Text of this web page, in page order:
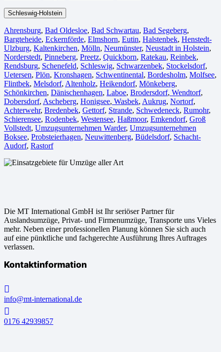
Schleswig-Holstein
Ahrensburg, Bad Oldesloe, Bad Schwartau, Bad Segeberg,
Bargteheide, Eckernförde, Elmshorn, Eutin, Halstenbek, Henstedt-
Ulzburg, Kaltenkirchen, Mölln, Neumünster, Neustadt in Holstein,
Norderstedt, Pinneberg, Preetz, Quickborn, Ratekau, Reinbek,
Rendsburg, Schenefeld, Schleswig, Schwarzenbek, Stockelsdorf,
Uetersen, Plön, Kronshagen, Schwentinental, Bordesholm, Molfsee,
Flintbek, Melsdorf, Altenholz, Heikendorf, Mönkeberg,
Schönkirchen, Dänischenhagen, Laboe, Brodersdorf, Wendtorf,
Dobersdorf, Ascheberg, Honigsee, Wasbek, Aukrug, Nortorf,
Achterwehr, Bredenbek, Gettorf, Strande, Schwedeneck, Rumohr,
Schierensee, Rodenbek, Westensee, Haßmoor, Emkendorf, Groß
Vollstedt, Umzugsunternehmen Warder, Umzugsunternehmen
Boksee, Probsteierhagen, Neuwittenberg, Büdelsdorf, Schacht-
Audorf, Rastorf
Die MT International GmbH ist Ihr seriöser Partner für
Auslandsumzüge, Privat- und Firmenumzüge, Transporte uns Vieles
mehr. Neben einer professionellen Planung können Sie sich auch
auf eine pünktliche und fachgerechte Ausführung Ihres Auftrages
verlassen.
Kontaktinformation
info@mt-international.de
0176 42939857